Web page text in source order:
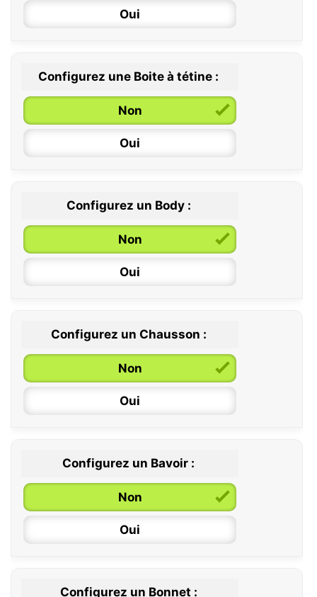
Oui
Configurez une Boite à tétine :
Non
Oui
Configurez un Body :
Non
Oui
0 / 6 mois
6 / 12 mois
12 / 18 mois
Configurez un Chausson :
Non
Oui
Configurez un Bavoir :
Non
Oui
Configurez un Bonnet :